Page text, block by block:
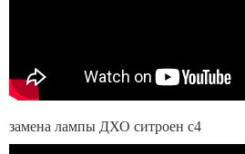
замена лампы ДХО ситроен с4